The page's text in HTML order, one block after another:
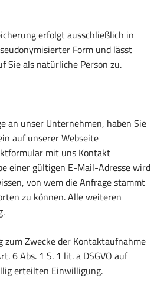
erfolgt ausschließlich in
Form und lässt
Sie als natürliche Person zu.
an unser Unternehmen, haben Sie
auf unserer Webseite
mit uns Kontakt
einer gültigen E-Mail-Adresse wird
von wem die Anfrage stammt
zu können. Alle weiteren
zum Zwecke der Kontaktaufnahme
6 Abs. 1 S. 1 lit. a DSGVO auf
erteilten Einwilligung.